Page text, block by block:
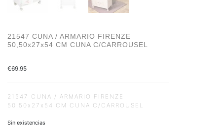
21547 CUNA / ARMARIO FIRENZE
50,50x27x54 CM CUNA C/CARROUSEL
€69.95
21547 CUNA / ARMARIO FIRENZE
50,50x27x54 CM CUNA C/CARROUSEL
Sin existencias